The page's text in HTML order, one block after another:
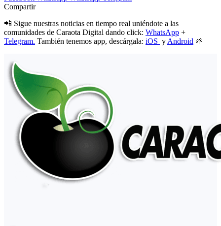
Compartir
📲 Sigue nuestras noticias en tiempo real uniéndote a las
comunidades de Caraota Digital dando click: WhatsApp +
Telegram. También tenemos app, descárgala: iOS y Android 🌱